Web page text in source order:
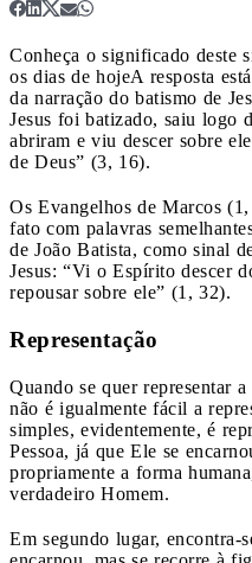
Conheça o significado deste
os dias de hojeA resposta
da narração do batismo de
Jesus foi batizado, saiu logo
abriram e viu descer sobre
de Deus” (3, 16).
Os Evangelhos de Marcos
fato com palavras
de João Batista, como sinal
Jesus: “Vi o Espírito descer
repousar sobre ele” (1, 32).
Representação
Quando se quer representar
não é igualmente fácil a
simples, evidentemente, é
Pessoa, já que Ele se
propriamente a forma
verdadeiro Homem.
Em segundo lugar, encontra-